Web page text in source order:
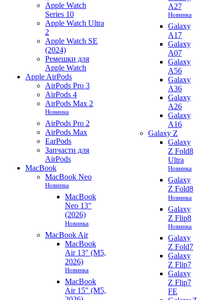
Apple Watch
Series 10
Apple Watch Ultra
2
Apple Watch SE
(2024)
Ремешки для
Apple Watch
Apple AirPods
AirPods Pro 3
AirPods 4
AirPods Max 2
Новинка
AirPods Pro 2
AirPods Max
EarPods
Запчасти для
AirPods
MacBook
MacBook Neo
Новинка
MacBook
Neo 13"
(2026)
Новинка
MacBook Air
MacBook
Air 13" (M5,
2026)
Новинка
MacBook
Air 15" (M5,
A27
Новинка
Galaxy
A17
Galaxy
A07
Galaxy
A56
Galaxy
A36
Galaxy
A26
Galaxy
A16
Galaxy Z
Galaxy
Z Fold8
Ultra
Новинка
Galaxy
Z Fold8
Новинка
Galaxy
Z Flip8
Новинка
Galaxy
Z Fold7
Galaxy
Z Flip7
Galaxy
Z Flip7
FE